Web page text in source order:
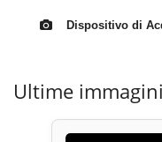
Dispositivo di
Ultime